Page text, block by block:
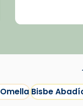
Bisbe